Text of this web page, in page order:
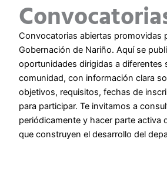
Convocatorias abiertas promovidas
Gobernación de Nariño. Aquí se
oportunidades dirigidas a diferentes
comunidad, con información clara
objetivos, requisitos, fechas de
para participar. Te invitamos a
periódicamente y hacer parte activa
que construyen el desarrollo del